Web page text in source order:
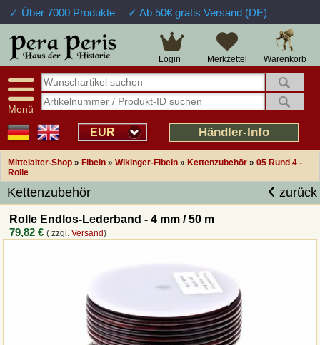
✓ Über 7000 Produkte ✓ Ab 50€ gratis Versand (DE)
Warenkorb
Merkzettel
Login
Menü
EUR Händler-Info
Mittelalter-Shop » Fibeln » Wikinger-Fibeln » Kettenzubehör » 05 Rund 4 -
Rolle
Kettenzubehör zurück
Rolle Endlos-Lederband - 4 mm / 50 m
79,82 € ( zzgl.Versand)
Große Auswahl
Verfügbarkeitsanzeige
Sendungsverfolgung
Intelligente Navigation
Freundlicher Service
14 Tage Widerrufsrecht
Über 25 Jahre Erfahrung
Schnelle Rücküberweisung
Kulant bei Retouren
Prof. Auftragsabwicklung
Übersicht Mittelalter-Produkte
Impressum
Widerrufsfunktion